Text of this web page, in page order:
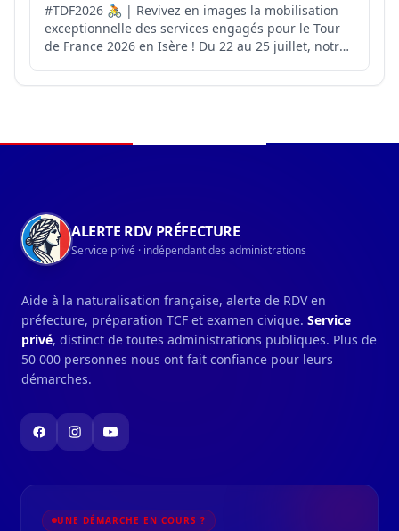
#TDF2026 🚴 | Revivez en images la mobilisation
exceptionnelle des services engagés pour le Tour
de France 2026 en Isère ! Du 22 au 25 juillet, notre
France. 4️⃣ jours d’engagement collectif pour
ALERTE RDV PRÉFECTURE
Service privé · indépendant des administrations
Aide à la naturalisation française, alerte de RDV en
préfecture, préparation TCF et examen civique. Service
privé, distinct de toutes administrations publiques. Plus de
50 000 personnes nous ont fait confiance pour leurs
démarches.
UNE DÉMARCHE EN COURS ?